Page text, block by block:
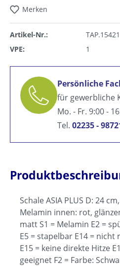
Merken
Artikel-Nr.:
TAP.15421
VPE:
1
Persönliche
für gewerbliche
Mo. - Fr. 9:00 -
Tel. 02235 -
Schale ASIA PLUS D: 24
Melamin innen: rot,
matt S1 = Melamin E2 =
E5 = stapelbar E14 =
E15 = keine direkte Hitze
geeignet F2 = Farbe: